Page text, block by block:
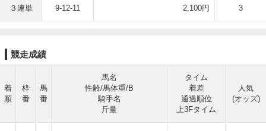
３連単 9-12-11 2,100円 3
競走成績
着
順
枠
番
馬
番
馬名
性齢/馬体重/B
騎手名
斤量
タイム
着差
通過順位
上3Fタイム
人気
(オッズ)